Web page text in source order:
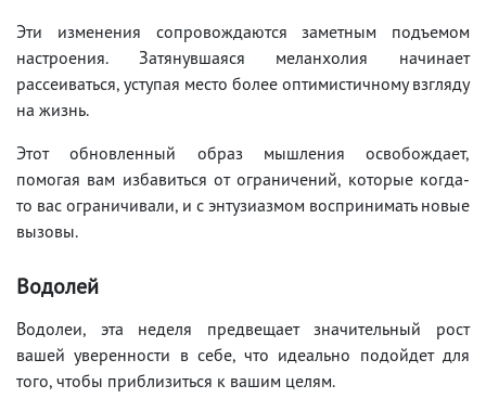
Эти изменения сопровождаются заметным подъемом
настроения. Затянувшаяся меланхолия начинает
рассеиваться, уступая место более оптимистичному взгляду
на жизнь.
Этот обновленный образ мышления освобождает,
помогая вам избавиться от ограничений, которые когда-
то вас ограничивали, и с энтузиазмом воспринимать новые
вызовы.
Водолей
Водолеи, эта неделя предвещает значительный рост
вашей уверенности в себе, что идеально подойдет для
того, чтобы приблизиться к вашим целям.